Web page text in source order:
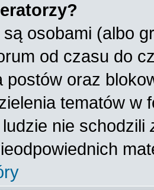
osobami (albo
od czasu do
postów oraz
tematów w
nie schodzili